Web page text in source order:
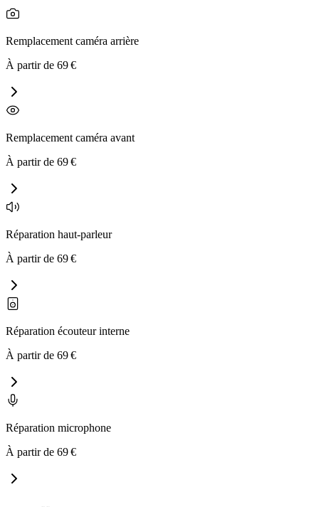
Remplacement caméra arrière
À partir de 69€
Remplacement caméra avant
À partir de 69€
Réparation haut-parleur
À partir de 69€
Réparation écouteur interne
À partir de 69€
Réparation microphone
À partir de 69€